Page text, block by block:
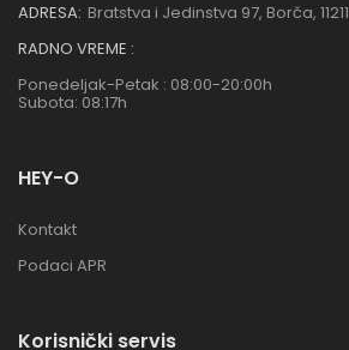
ADRESA: Bratstva i Jedinstva 97, Borča, 11211
RADNO VREME :
Ponedeljak-Petak : 08:00-20:00h
Subota: 08:17h
HEY-O
Kontakt
Podaci APR
Korisnički servis